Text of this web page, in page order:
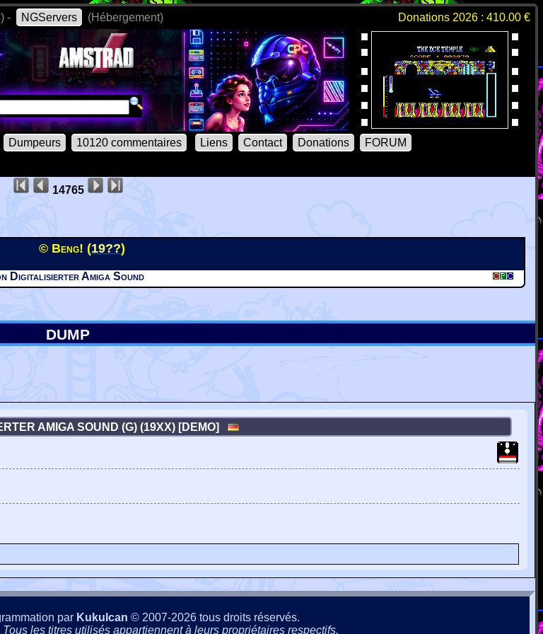
- NGServers (Hébergement) Donations 2026 : 410.00 €
Dumpeurs 10120 commentaires Liens Contact Donations
FORUM
14765
© Beng! (19??)
Digitalisierter Amiga Sound
DUMP
AMIGA SOUND (G) (19XX) [DEMO]
par Kukulcan © 2007-2026 tous droits réservés.
les titres utilisés appartiennent à leurs propriétaires respectifs.